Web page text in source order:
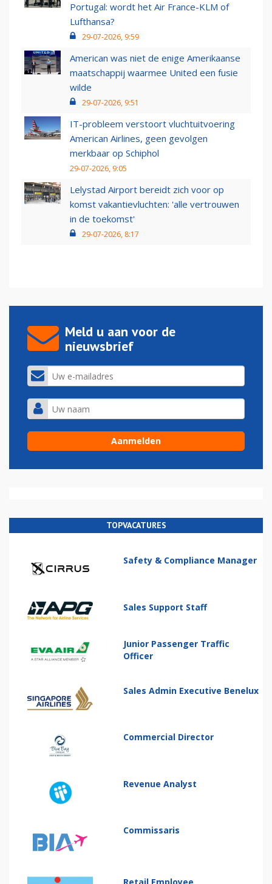
Portugal: wordt het Air France-KLM of
Lufthansa?
29-07-2026, 9:59
American was niet de enige Amerikaanse
maatschappij waarmee United een fusie
wilde
29-07-2026, 9:51
IT-probleem verstoort vluchtuitvoering
American Airlines, geen gevolgen
merkbaar op Schiphol
29-07-2026, 9:05
Lelystad Airport bereidt zich voor op
komst vakantievluchten: 'alle vertrouwen
in de toekomst'
29-07-2026, 8:17
Meld u aan voor de
nieuwsbrief
TOPVACATURES
Safety & Compliance Manager
Sales Support Staff
Junior Passenger Traffic
Officer
Sales Admin Executive Benelux
Commercial Director
Revenue Analyst
Commissaris